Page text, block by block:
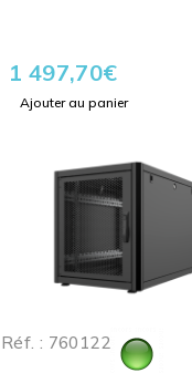
1 497,70€
Ajouter au panier
Réf. : 760122